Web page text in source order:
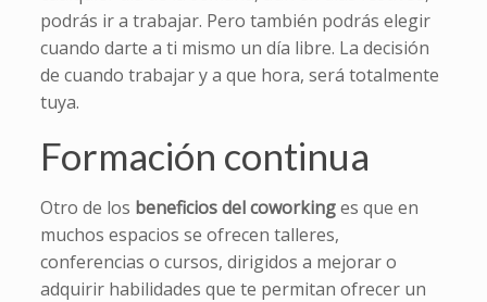
podrás ir a trabajar. Pero también podrás elegir
cuando darte a ti mismo un día libre. La decisión
de cuando trabajar y a que hora, será totalmente
tuya.
Formación continua
Otro de los beneficios del coworkinges que en
muchos espacios se ofrecen talleres,
conferencias o cursos, dirigidos a mejorar o
adquirir habilidades que te permitan ofrecer un